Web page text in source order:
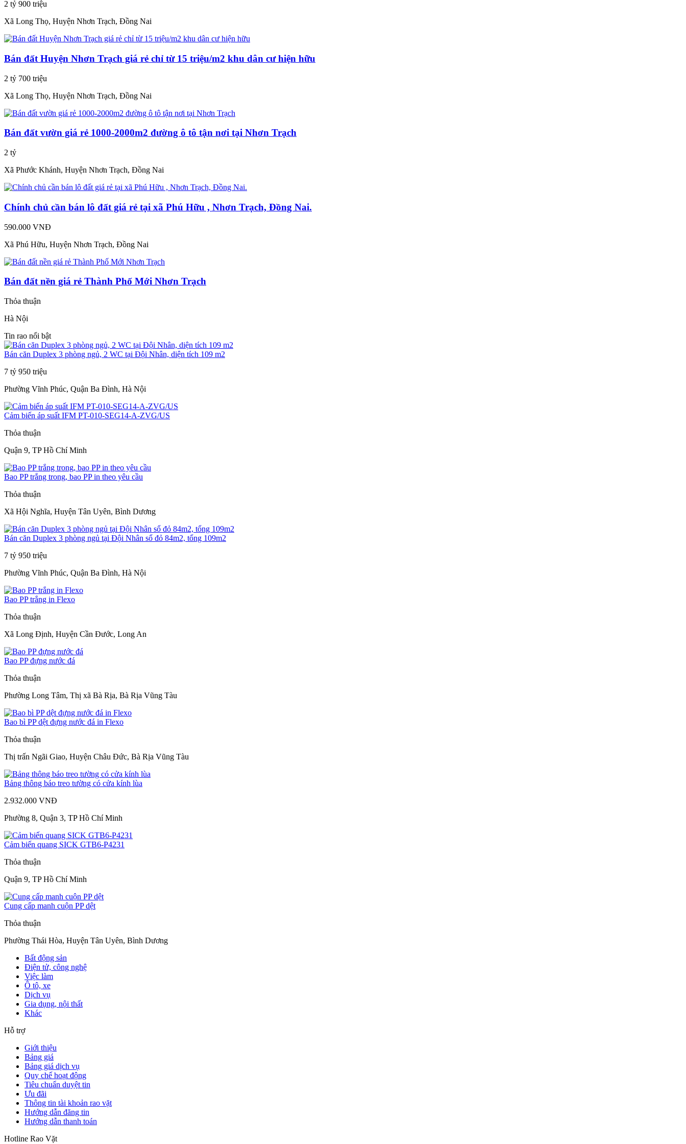
2 tỷ 900 triệu
Xã Long Thọ, Huyện Nhơn Trạch, Đồng Nai
Bán đất Huyện Nhơn Trạch giá rẻ chỉ từ 15 triệu/m2 khu dân cư hiện hữu
2 tỷ 700 triệu
Xã Long Thọ, Huyện Nhơn Trạch, Đồng Nai
Bán đất vườn giá rẻ 1000-2000m2 đường ô tô tận nơi tại Nhơn Trạch
2 tỷ
Xã Phước Khánh, Huyện Nhơn Trạch, Đồng Nai
Chính chủ cần bán lô đất giá rẻ tại xã Phú Hữu , Nhơn Trạch, Đồng Nai.
590.000 VNĐ
Xã Phú Hữu, Huyện Nhơn Trạch, Đồng Nai
Bán đất nền giá rẻ Thành Phố Mới Nhơn Trạch
Thỏa thuận
Hà Nội
Tin rao nổi bật
Bán căn Duplex 3 phòng ngủ, 2 WC tại Đội Nhân, diện tích 109 m2
7 tỷ 950 triệu
Phường Vĩnh Phúc, Quận Ba Đình, Hà Nội
Cảm biến áp suất IFM PT-010-SEG14-A-ZVG/US
Thỏa thuận
Quận 9, TP Hồ Chí Minh
Bao PP trắng trong, bao PP in theo yêu cầu
Thỏa thuận
Xã Hội Nghĩa, Huyện Tân Uyên, Bình Dương
Bán căn Duplex 3 phòng ngủ tại Đội Nhân sổ đỏ 84m2, tổng 109m2
7 tỷ 950 triệu
Phường Vĩnh Phúc, Quận Ba Đình, Hà Nội
Bao PP trắng in Flexo
Thỏa thuận
Xã Long Định, Huyện Cần Đước, Long An
Bao PP đựng nước đá
Thỏa thuận
Phường Long Tâm, Thị xã Bà Rịa, Bà Rịa Vũng Tàu
Bao bì PP dệt đựng nước đá in Flexo
Thỏa thuận
Thị trấn Ngãi Giao, Huyện Châu Đức, Bà Rịa Vũng Tàu
Bảng thông báo treo tường có cửa kính lùa
2.932.000 VNĐ
Phường 8, Quận 3, TP Hồ Chí Minh
Cảm biến quang SICK GTB6-P4231
Thỏa thuận
Quận 9, TP Hồ Chí Minh
Cung cấp manh cuộn PP dệt
Thỏa thuận
Phường Thái Hòa, Huyện Tân Uyên, Bình Dương
Bất động sản
Điện tử, công nghệ
Việc làm
Ô tô, xe
Dịch vụ
Gia dụng, nội thất
Khác
Hỗ trợ
Giới thiệu
Bảng giá
Bảng giá dịch vụ
Quy chế hoạt động
Tiêu chuẩn duyệt tin
Ưu đãi
Thông tin tài khoản rao vặt
Hướng dẫn đăng tin
Hướng dẫn thanh toán
Hotline Rao Vặt